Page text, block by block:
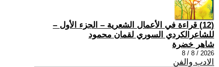
(12) قراءة في الأعمال الشعرية – الجزء الأول –
للشاعرالكردي السوري لقمان محمود
شاهر خضرة
2026 / 8 / 8
الادب والفن